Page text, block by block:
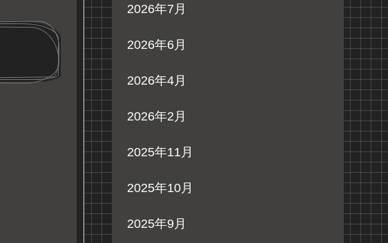
2026年7月
2026年6月
2026年4月
2026年2月
2025年11月
2025年10月
2025年9月